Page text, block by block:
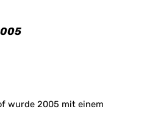
wurde 2005 mit einem